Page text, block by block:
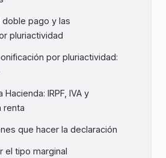
pago y las
pluriactividad
por pluriactividad:
IRPF, IVA y
renta
que hacer la declaración
el tipo marginal